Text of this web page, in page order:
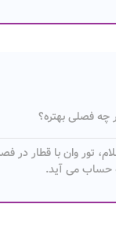
چه فصلی بهتره؟
تور وان با قطار در
حساب می آید.